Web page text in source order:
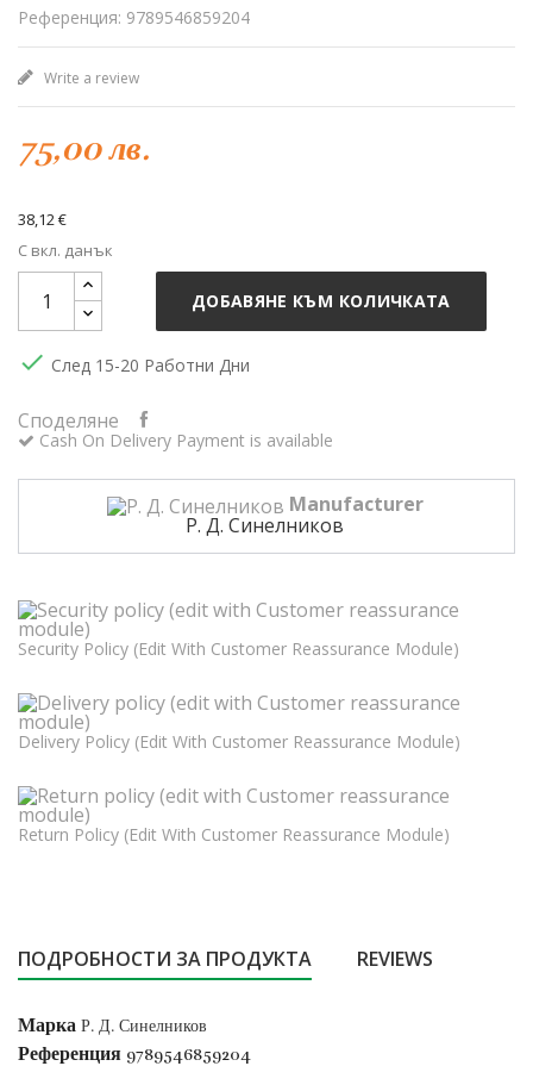
Референция: 9789546859204
Write a review
75,00 лв.
38,12 €
С вкл. данък
ДОБАВЯНЕ КЪМ КОЛИЧКАТА
 След 15-20 Работни Дни
Споделяне
Cash On Delivery Payment is available
Manufacturer
Р. Д. Синелников
Security Policy (edit With Customer Reassurance Module)
Delivery Policy (edit With Customer Reassurance Module)
Return Policy (edit With Customer Reassurance Module)
ПОДРОБНОСТИ ЗА ПРОДУКТА REVIEWS
Марка Р. Д. Синелников
Референция 9789546859204